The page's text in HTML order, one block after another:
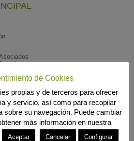
de Cookies
propias y de terceros para ofrecer
y servicio, así como para recopilar
sobre su navegación. Puede cambiar
más información en nuestra
Aceptar Cancelar Configurar